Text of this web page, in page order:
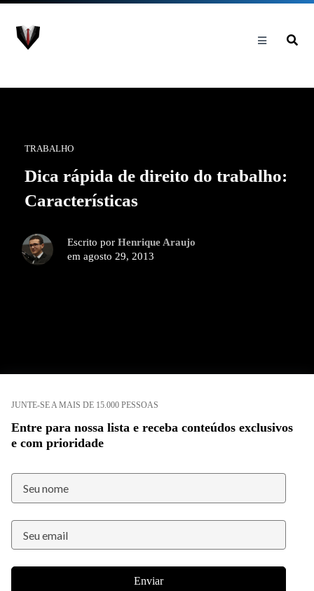
TRABALHO
Dica rápida de direito do trabalho:
Características
Escrito por Henrique Araujo
em agosto 29, 2013
JUNTE-SE A MAIS DE 15.000 PESSOAS
Entre para nossa lista e receba conteúdos exclusivos
e com prioridade
Enviar